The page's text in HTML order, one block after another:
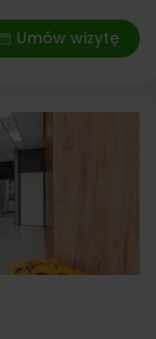
Umów wizytę